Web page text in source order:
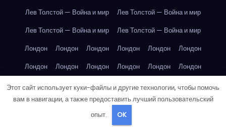
Лев Толстой — Война и мир
Лев Толстой — Война и мир
Лев Толстой — Война и мир
Лев Толстой — Война и мир
Лондон
Лондон Лондон Лондон Лондон
Лондон
Лондон
Лондон Лондон Лондон Лондон
Лондон
Лондон
Лондон Лондон Лондон Лондон
Лондон
Лондон
Лондон Лондон Лондон
Лос-Анджелес
Этот сайт использует куки-файлы и другие технологии, чтобы помочь
вам в навигации, а также предоставить лучший пользовательский
опыт.
OK